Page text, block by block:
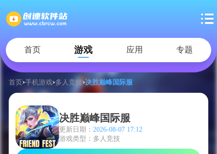
首页 游戏 应用 专题
首页 手机游戏 多人竞技 决胜巅峰国际服
决胜巅峰国际服
更新日期： 2026-08-07 17:12
游戏类型：多人竞技